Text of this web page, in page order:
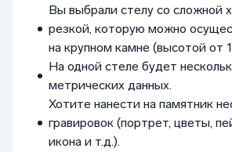
Вы выбрали стелу со сложной
резкой, которую можно
на крупном камне (высотой от
На одной стеле будет
метрических данных.
Хотите нанести на памятник
гравировок (портрет, цветы,
икона и т.д.).